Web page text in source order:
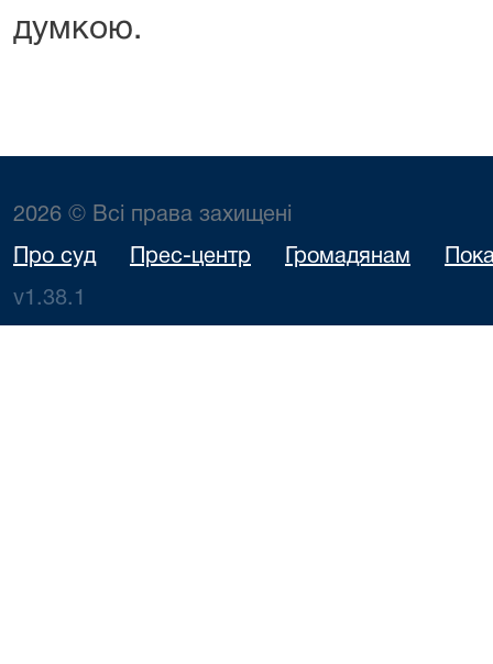
думкою.
2026 © Всі права захищені
Про суд Прес-центр Громадянам
v1.38.1